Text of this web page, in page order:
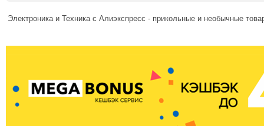
Электроника и Техника с Алиэкспресс - прикольные и необычные